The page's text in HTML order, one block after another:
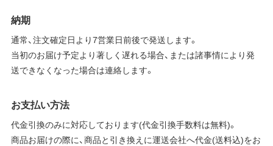
納期
通常、注文確定日より7営業日前後で発送します。
当初のお届け予定より著しく遅れる場合、または諸事情により発
送できなくなった場合は連絡します。
お支払い方法
代金引換のみに対応しております(代金引換手数料は無料)。
商品お届けの際に、商品と引き換えに運送会社へ代金(送料込)をお